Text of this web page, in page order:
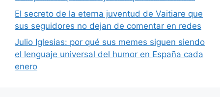
El secreto de la eterna juventud de Vaitiare que
sus seguidores no dejan de comentar en redes
Julio Iglesias: por qué sus memes siguen siendo
el lenguaje universal del humor en España cada
enero